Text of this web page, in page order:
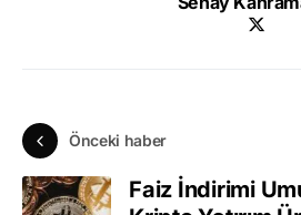
Önceki haber
Faiz İndirimi